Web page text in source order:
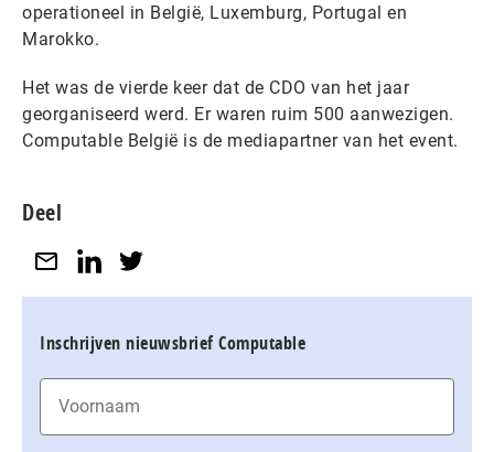
operationeel in België, Luxemburg, Portugal en
Marokko.
Het was de vierde keer dat de CDO van het jaar
georganiseerd werd. Er waren ruim 500 aanwezigen.
Computable België is de mediapartner van het event.
Deel
Inschrijven nieuwsbrief Computable